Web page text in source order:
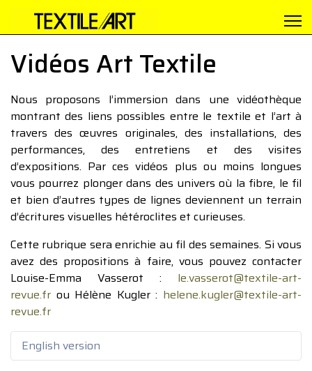
Vidéos Art Textile
Nous proposons l’immersion dans une vidéothèque
montrant des liens possibles entre le textile et l’art à
travers des œuvres originales, des installations, des
performances, des entretiens et des visites
d’expositions. Par ces vidéos plus ou moins longues
vous pourrez plonger dans des univers où la fibre, le fil
et bien d’autres types de lignes deviennent un terrain
d’écritures visuelles hétéroclites et curieuses.
Cette rubrique sera enrichie au fil des semaines. Si vous
avez des propositions à faire, vous pouvez contacter
Louise-Emma Vasserot : le.vasserot@textile-art-
revue.fr ou Hélène Kugler : helene.kugler@textile-art-
revue.fr
English version